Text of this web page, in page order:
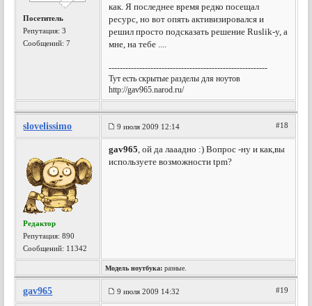
Посетитель
Репутация:3
Сообщений: 7
как. Я последнее время редко посещал
ресурс, но вот опять активизировался и
решил просто подсказать решение Ruslik-у, а
мне, на тебе ....
---------------------------------------------------------
Тут есть скрытые разделы для ноутов
http://gav965.narod.ru/
slovelissimo 9 июля 2009 12:14 #18
Редактор
Репутация:890
Сообщений: 11342
gav965, ой да лааадно :) Вопрос -ну и как,вы
используете возможности tpm?
Модель ноутбука: разные.
gav965 9 июля 2009 14:32 #19